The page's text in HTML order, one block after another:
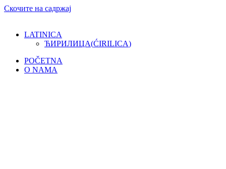
Скочите на садржај
LATINICA
ЋИРИЛИЦА(ĆIRILICA)
POČETNA
O NAMA